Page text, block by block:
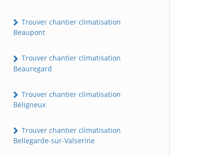
Trouver chantier climatisation
Beaupont
Trouver chantier climatisation
Beauregard
Trouver chantier climatisation
Béligneux
Trouver chantier climatisation
Bellegarde-sur-Valserine